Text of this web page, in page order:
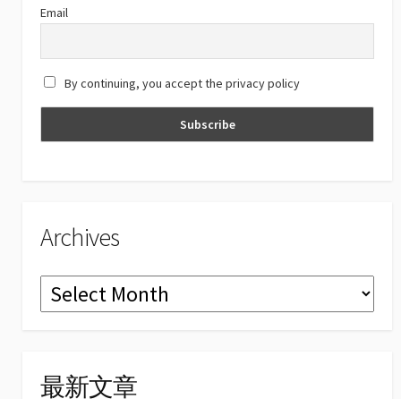
a
n
el
Email
By continuing, you accept the privacy policy
Archives
Archives
最新文章